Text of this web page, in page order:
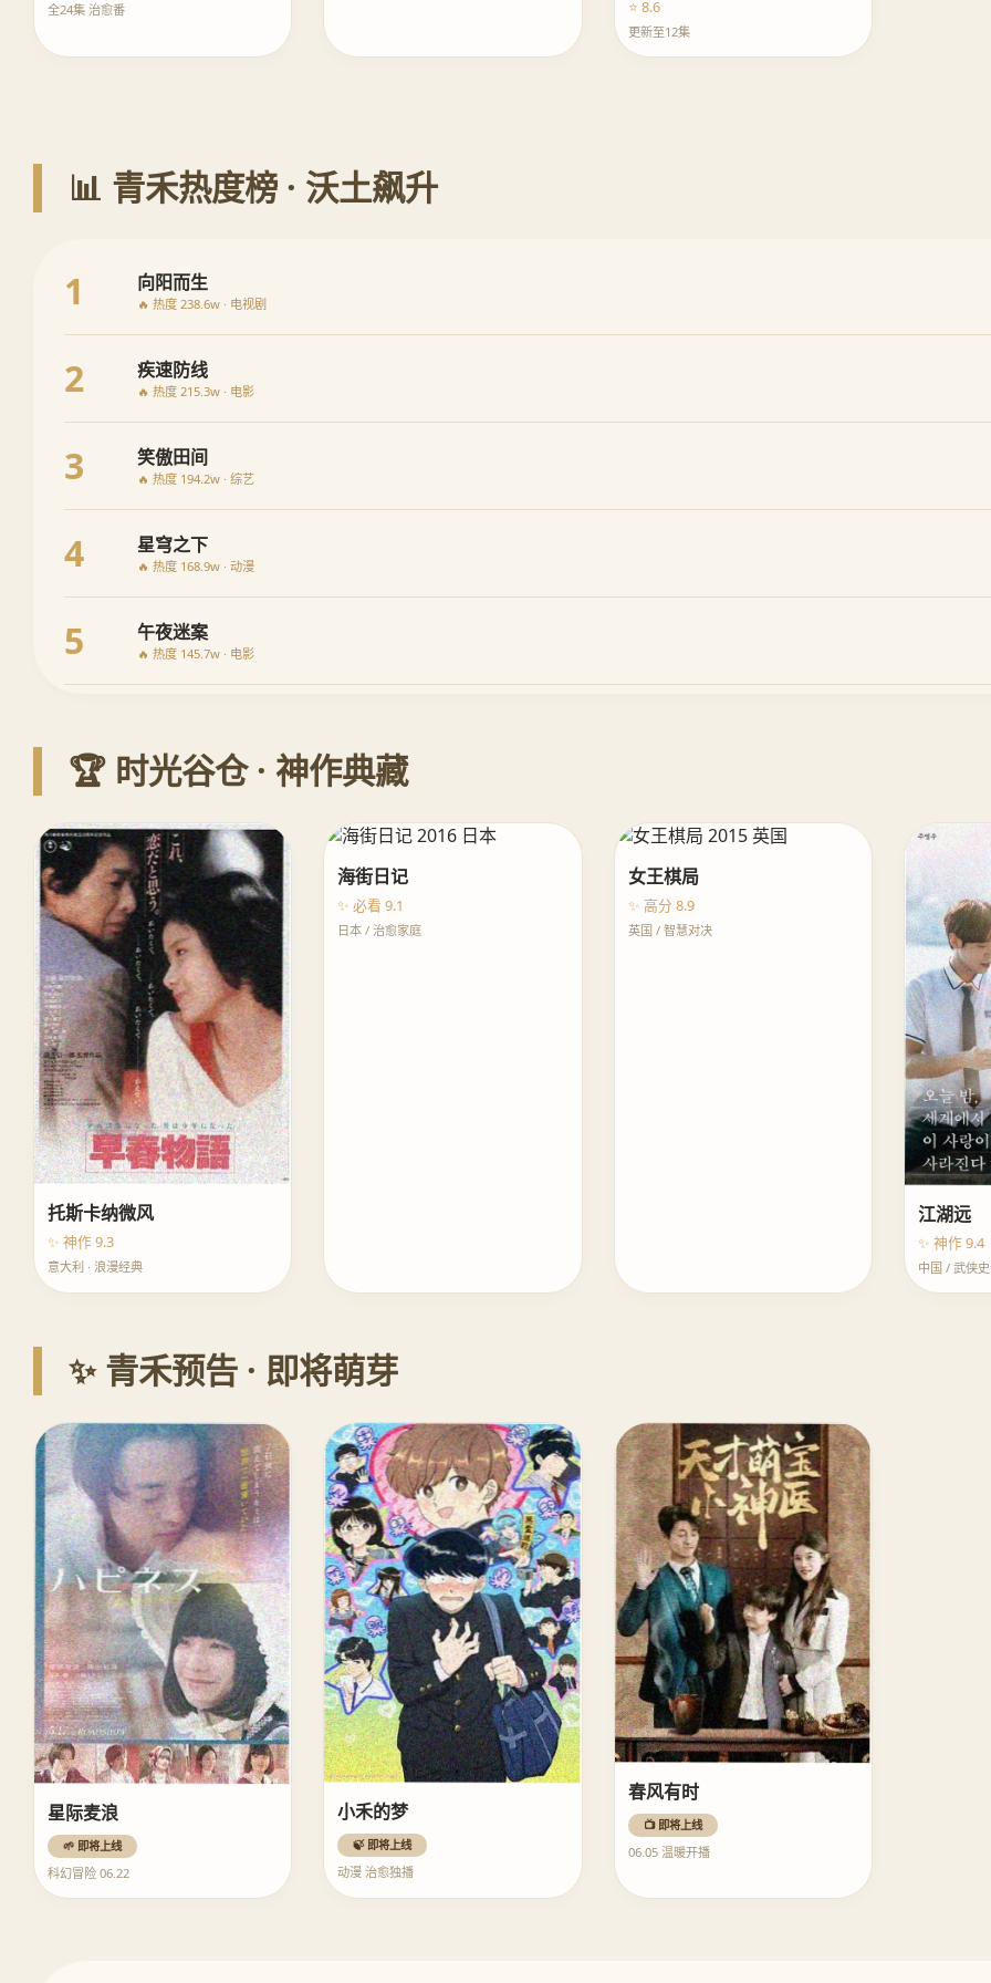
全24集 治愈番 ⭐ 8.6
更新至12集
📊 青禾热度榜 · 沃土飙升
1 向阳而生
🔥 热度 238.6w · 电视剧
2 疾速防线
🔥 热度 215.3w · 电影
3 笑傲田间
🔥 热度 194.2w · 综艺
4 星穹之下
🔥 热度 168.9w · 动漫
5 午夜迷案
🔥 热度 145.7w · 电影
🏆 时光谷仓 · 神作典藏
托斯卡纳微风
✨ 神作 9.3
意大利 · 浪漫经典
海街日记
✨ 必看 9.1
日本 / 治愈家庭
女王棋局
✨ 高分 8.9
英国 / 智慧对决
江湖远
✨ 神作 9.4
中国 / 武侠
✨ 青禾预告 · 即将萌芽
星际麦浪
🌱 即将上线
科幻冒险 06.22
小禾的梦
🍃 即将上线
动漫 治愈独播
春风有时
📺 即将上线
06.05 温暖开播